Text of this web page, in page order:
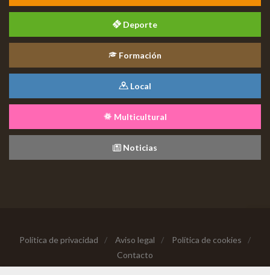
Deporte
Formación
Local
Multicultural
Noticias
Política de privacidad / Aviso legal / Política de cookies
/
Contacto